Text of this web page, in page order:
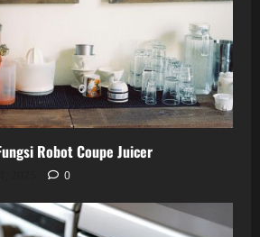
Robot Coupe Juicer
0